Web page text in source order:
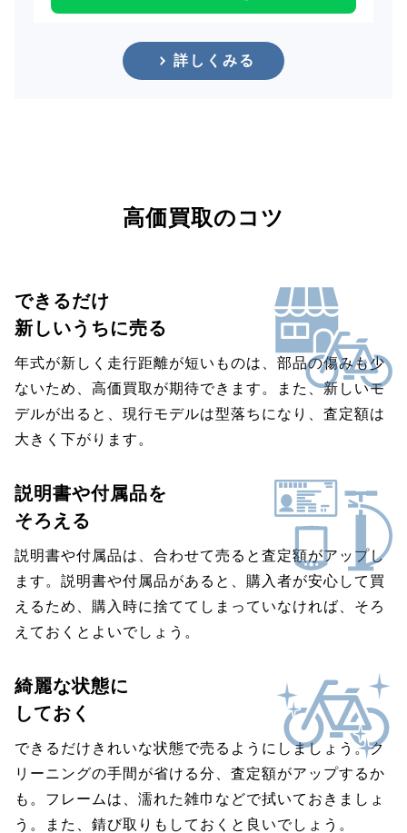
詳しくみる
高価買取のコツ
できるだけ
新しいうちに売る
年式が新しく走行距離が短いものは、部品の傷みも少
ないため、高価買取が期待できます。また、新しいモ
デルが出ると、現行モデルは型落ちになり、査定額は
大きく下がります。
説明書や付属品を
そろえる
説明書や付属品は、合わせて売ると査定額がアップし
ます。説明書や付属品があると、購入者が安心して買
えるため、購入時に捨ててしまっていなければ、そろ
えておくとよいでしょう。
綺麗な状態に
しておく
できるだけきれいな状態で売るようにしましょう。ク
リーニングの手間が省ける分、査定額がアップするか
も。フレームは、濡れた雑巾などで拭いておきましょ
う。また、錆び取りもしておくと良いでしょう。